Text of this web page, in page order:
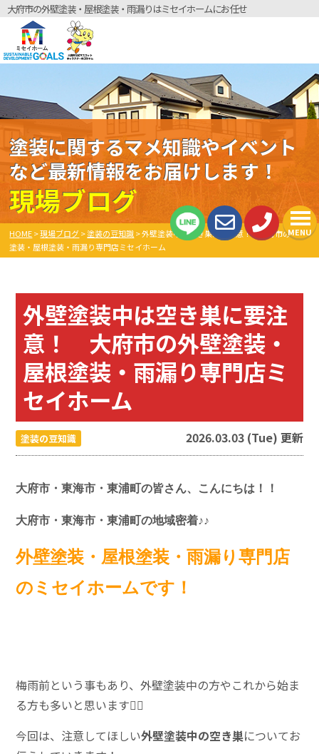
大府市の外壁塗装・屋根塗装・雨漏りはミセイホームにお任せ
MENU
塗装に関するマメ知識やイベント
など最新情報をお届けします！
現場ブログ
HOME>現場ブログ>塗装の豆知識>外壁塗装中は空き巣に要注意！ 大府市の外壁
塗装・屋根塗装・雨漏り専門店ミセイホーム
外壁塗装中は空き巣に要注
意！ 大府市の外壁塗装・
屋根塗装・雨漏り専門店ミ
セイホーム
塗装の豆知識 2026.03.03 (Tue) 更新
大府市・東海市・東浦町の皆さん、こんにちは！！
大府市・東海市・東浦町の地域密着♪♪
外壁塗装・屋根塗装・雨漏り専門店
のミセイホームです！
梅雨前という事もあり、外壁塗装中の方やこれから始ま
る方も多いと思います🙋‍♀️
今回は、注意してほしい外壁塗装中の空き巣についてお